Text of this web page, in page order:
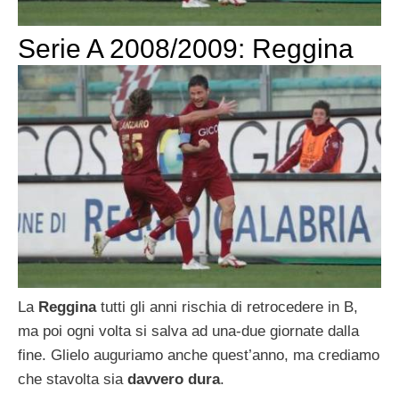
Serie A 2008/2009: Reggina
La Reggina tutti gli anni rischia di retrocedere in B,
ma poi ogni volta si salva ad una-due giornate dalla
fine. Glielo auguriamo anche quest’anno, ma crediamo
che stavolta siadavvero dura.